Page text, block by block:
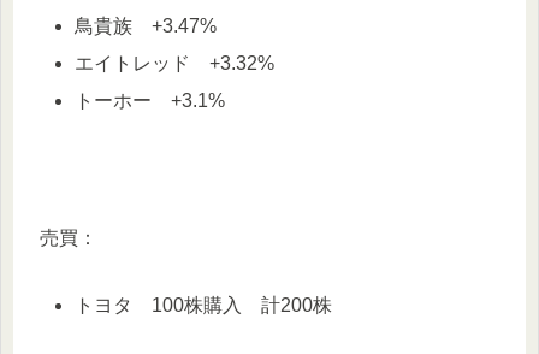
鳥貴族 +3.47%
エイトレッド +3.32%
トーホー +3.1%
売買：
トヨタ 100株購入 計200株